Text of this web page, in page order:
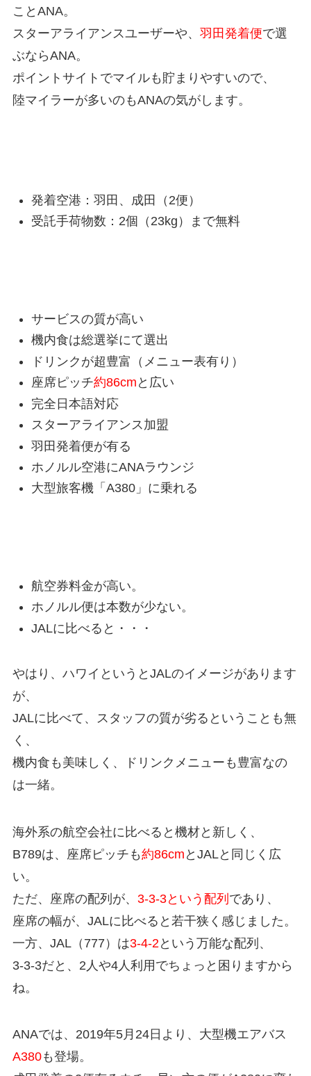
ことANA。
スターアライアンスユーザーや、 羽田発着便で選
ぶならANA。
ポイントサイトでマイルも貯まりやすいので、
陸マイラーが多いのもANAの気がします。
発着空港：羽田、成田（2便）
受託手荷物数：2個（23kg）まで無料
サービスの質が高い
機内食は総選挙にて選出
ドリンクが超豊富（メニュー表有り）
座席ピッチ約86cm と広い
完全日本語対応
スターアライアンス加盟
羽田発着便が有る
ホノルル空港にANAラウンジ
大型旅客機「A380」に乗れる
航空券料金が高い。
ホノルル便は本数が少ない。
JALに比べると・・・
やはり、ハワイというとJALのイメージがあります
が、
JALに比べて、スタッフの質が劣るということも無
く、
機内食も美味しく、ドリンクメニューも豊富なの
は一緒。
海外系の航空会社に比べると機材と新しく、
B789は、座席ピッチも約86cm とJALと同じく広
い。
ただ、座席の配列が、 3-3-3という配列 であり、
座席の幅が、JALに比べると若干狭く感じました。
一方、JAL（777）は3-4-2 という万能な配列、
3-3-3だと、2人や4人利用でちょっと困りますから
ね。
ANAでは、2019年5月24日より、大型機エアバス
A380も登場。